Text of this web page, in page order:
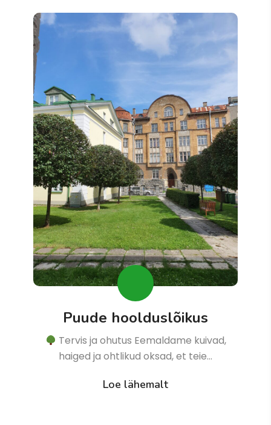
Puude hoolduslõikus
Tervis ja ohutus Eemaldame kuivad,
haiged ja ohtlikud oksad, et teie…
Loe lähemalt